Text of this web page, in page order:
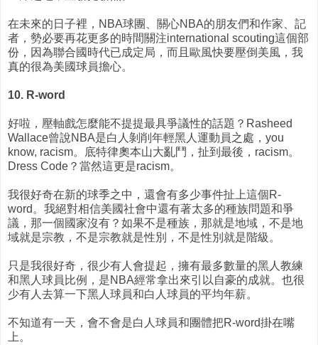
在未來的日子裡，NBA球團、關心NBA的朋友們和作家、記
者，勢必要再花更多的時間關注international scouting這個部
份，因為聯合國時代已成定局，而且歐風快要壓倒美風，我
真的很為美國球員擔心。
10. R-word
好啦，壓軸戲怎麼能不提提最具爭議性的話題？Rasheed
Wallace曾說NBA是白人剝削年輕黑人運動員之處，you
know, racism。底特律奧本山大亂鬥，扯到最後，racism。
Dress Code？當然這更是racism。
我很好奇在新的球季之中，還會有多少事件扯上這個R-
word。我絕對相信美國社會中還有著太多的種族問題和爭
議，那一個國家沒有？如果不是種族，那就是地域，不是地
域就是宗教，不是宗教就是性別，不是性別就是階級。
只是我很好奇，很少有人會提起，擁有最多數量的黑人教練
和黑人球員比例，是NBA經常拿出來引以自豪的成就。也很
少有人去算一下黑人球員和白人球員的平均年薪。
不知道有一天，會不會是白人球員和團體把R-word掛在嘴
上。